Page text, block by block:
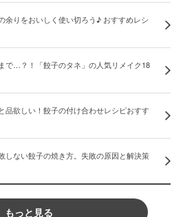
余りをおいしく使い切ろう♪ おすすめレシ
で…？！「餃子のタネ」の人気リメイク18
品欲しい！餃子の付け合わせレシピおすす
しない餃子の焼き方。失敗の原因と解決策
もっと見る